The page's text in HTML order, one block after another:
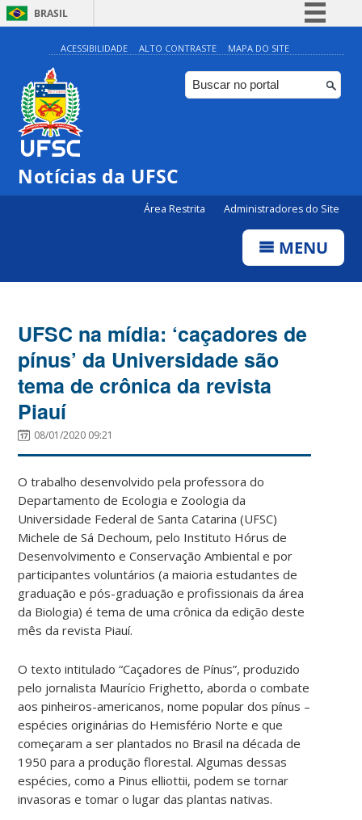
BRASIL
Simplifique!
Comunica BR
Participe
ACESSIBILIDADE ALTO CONTRASTE MAPA DO SITE
Notícias da UFSC
Área Restrita Administradores do Site
MENU
UFSC na mídia: ‘caçadores de
pínus’ da Universidade são
tema de crônica da revista
Piauí
08/01/2020 09:21
O trabalho desenvolvido pela professora do
Departamento de Ecologia e Zoologia da
Universidade Federal de Santa Catarina (UFSC)
Michele de Sá Dechoum, pelo Instituto Hórus de
Desenvolvimento e Conservação Ambiental e por
participantes voluntários (a maioria estudantes de
graduação e pós-graduação e profissionais da área
da Biologia) é tema de uma crônica da edição deste
mês da revista Piauí.
O texto intitulado “Caçadores de Pínus”, produzido
pelo jornalista Maurício Frighetto, aborda o combate
aos pinheiros-americanos, nome popular dos pínus –
espécies originárias do Hemisfério Norte e que
começaram a ser plantados no Brasil na década de
1950 para a produção florestal. Algumas dessas
espécies, como a Pinus elliottii, podem se tornar
invasoras e tomar o lugar das plantas nativas.